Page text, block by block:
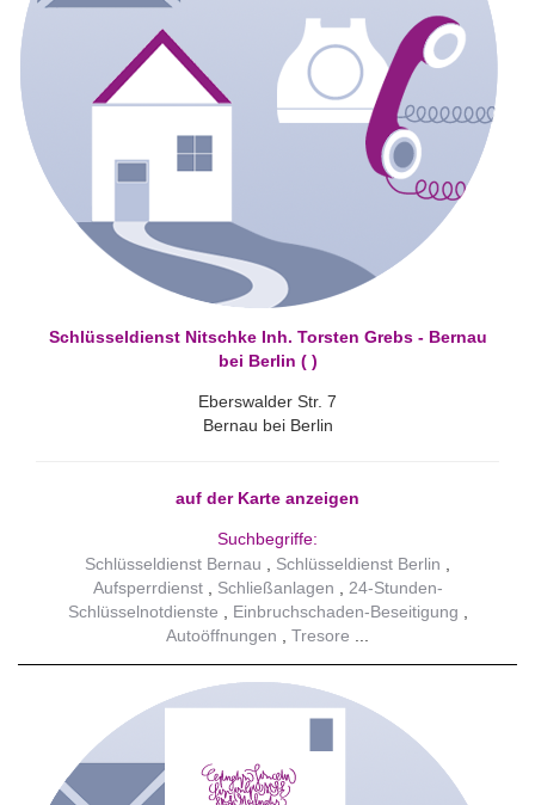
Schlüsseldienst Nitschke Inh. Torsten Grebs - Bernau
bei Berlin ( )
Eberswalder Str. 7
Bernau bei Berlin
auf der Karte anzeigen
Suchbegriffe:
Schlüsseldienst Bernau
Schlüsseldienst Berlin
Aufsperrdienst
Schließanlagen
24-Stunden-
Schlüsselnotdienste
Einbruchschaden-Beseitigung
Autoöffnungen
Tresore